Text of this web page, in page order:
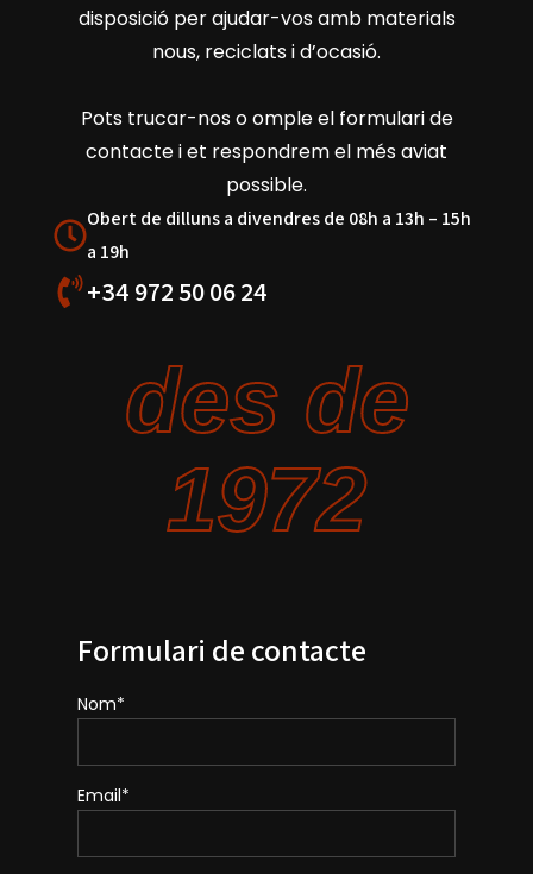
disposició per ajudar-vos amb materials
nous, reciclats i d’ocasió.
Pots trucar-nos o omple el formulari de
contacte i et respondrem el més aviat
possible.
Obert de dilluns a divendres de 08h a 13h – 15h
a 19h
+34 972 50 06 24
des de
1972
Formulari de contacte
Nom*
Email*